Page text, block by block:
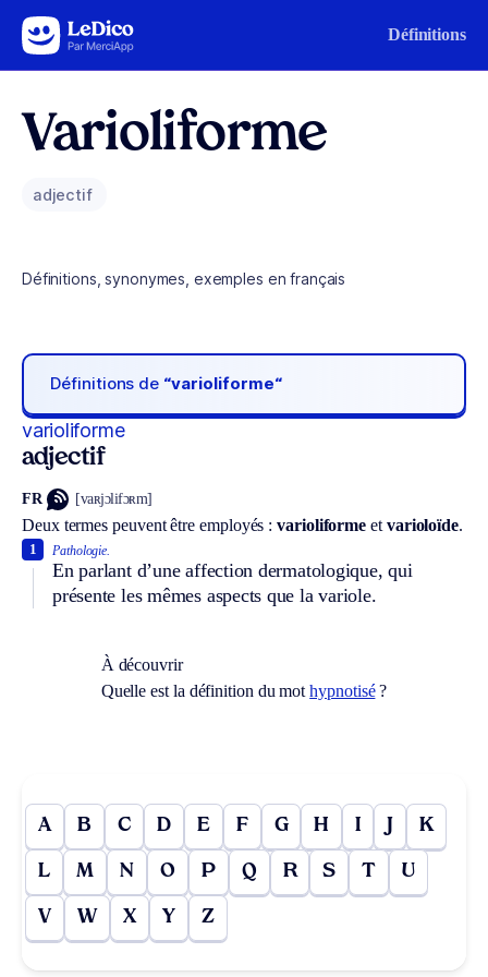
Aller au contenu Définitions
Varioliforme
adjectif
Définitions, synonymes, exemples en français
Définitions de “varioliforme“
varioliforme
adjectif
FR [vaʀjɔlifɔʀm]
Deux termes peuvent être employés :varioliforme et varioloïde.
Pathologie.
En parlant d’une affection dermatologique, qui
présente les mêmes aspects que la variole.
1
À découvrir
Quelle est la définition du mothypnotisé?
A B C D E F G H I J K
L M N O P Q R S T U
V W X Y Z